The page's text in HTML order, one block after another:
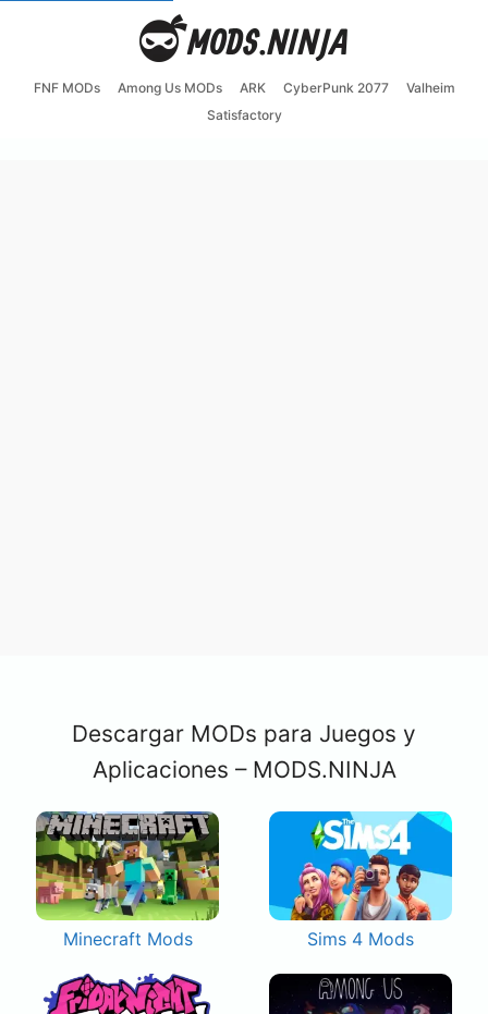
FNF MODs Among Us MODs ARK CyberPunk 2077
Valheim
Satisfactory
Descargar MODs para Juegos y
Aplicaciones – MODS.NINJA
Minecraft Mods Sims 4 Mods